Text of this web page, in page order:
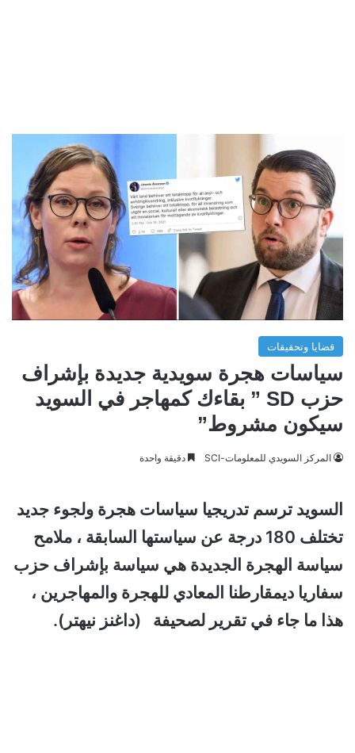
قضايا وتحقيقات
سياسات هجرة سويدية جديدة بإشراف
حزب SD ” بقاءك كمهاجر في السويد
سيكون مشروط”
المركز السويدي للمعلومات-SCI دقيقة واحدة
السويد ترسم تدريجيا سياسات هجرة ولجوء جديد
تختلف 180 درجة عن سياستها السابقة ، ملامح
سياسة الهجرة الجديدة هي سياسة بإشراف حزب
سفاريا ديمقارطنا المعادي للهجرة والمهاجرين ،
هذا ما جاء في تقرير لصحيفة (داغنز نيهتر).